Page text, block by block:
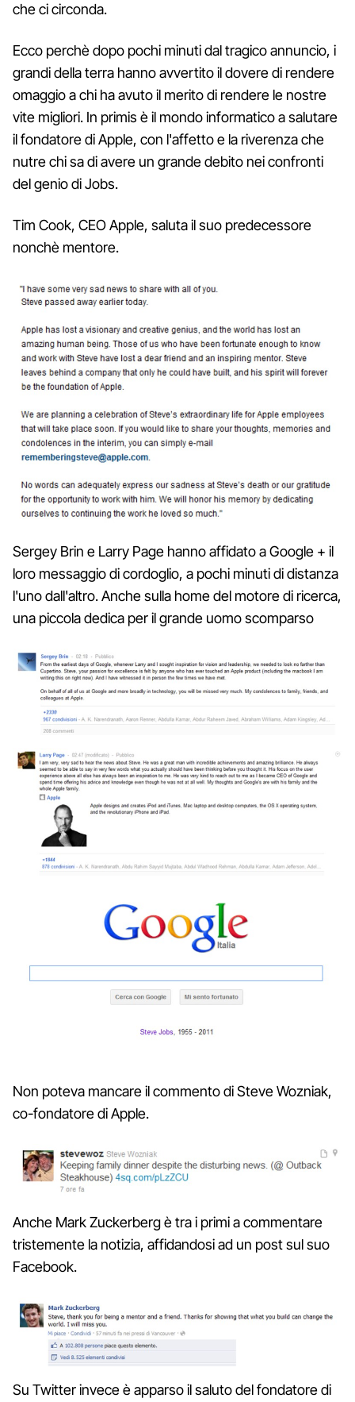
che ci circonda.
Ecco perchè dopo pochi minuti dal tragico annuncio, i
grandi della terra hanno avvertito il dovere di rendere
omaggio a chi ha avuto il merito di rendere le nostre
vite migliori. In primis è il mondo informatico a salutare
il fondatore di Apple, con l'affetto e la riverenza che
nutre chi sa di avere un grande debito nei confronti
del genio di Jobs.
Tim Cook, CEO Apple, saluta il suo predecessore
nonchè mentore.
Sergey Brin e Larry Page hanno affidato a Google + il
loro messaggio di cordoglio, a pochi minuti di distanza
l'uno dall'altro. Anche sulla home del motore di ricerca,
una piccola dedica per il grande uomo scomparso
Non poteva mancare il commento di Steve Wozniak,
co-fondatore di Apple.
Anche Mark Zuckerberg è tra i primi a commentare
tristemente la notizia, affidandosi ad un post sul suo
Facebook.
Su Twitter invece è apparso il saluto del fondatore di